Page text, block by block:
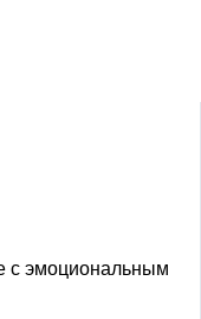
с эмоциональным